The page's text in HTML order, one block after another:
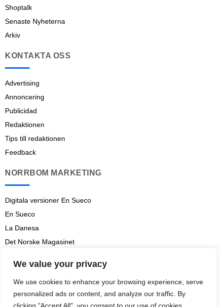
We value your privacy
We use cookies to enhance your browsing experience, serve
personalized ads or content, and analyze our traffic. By
Shoptalk
Senaste Nyheterna
Arkiv
KONTAKTA OSS
Advertising
Annoncering
Publicidad
Redaktionen
Tips till redaktionen
Feedback
NORRBOM MARKETING
Digitala versioner En Sueco
En Sueco
La Danesa
Det Norske Magasinet
Aviso legal
Prenumerationsvillkor